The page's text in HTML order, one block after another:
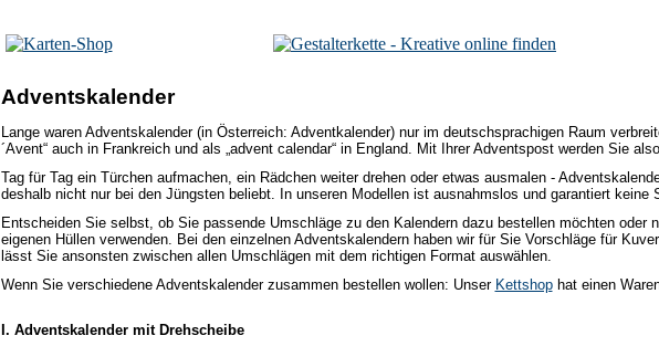
Adventskalender
Lange waren Adventskalender (in Österreich: Adventkalender) nur im deutschsprachigen Raum
´Avent“ auch in Frankreich und als „advent calendar“ in England. Mit Ihrer Adventspost werden Sie
Tag für Tag ein Türchen aufmachen, ein Rädchen weiter drehen oder etwas ausmalen -
deshalb nicht nur bei den Jüngsten beliebt. In unseren Modellen ist ausnahmslos und garantiert keine
Entscheiden Sie selbst, ob Sie passende Umschläge zu den Kalendern dazu bestellen möchten oder
eigenen Hüllen verwenden. Bei den einzelnen Adventskalendern haben wir für Sie Vorschläge für
lässt Sie ansonsten zwischen allen Umschlägen mit dem richtigen Format auswählen.
Wenn Sie verschiedene Adventskalender zusammen bestellen wollen: Unser Kettshophat einen
I. Adventskalender mit Drehscheibe